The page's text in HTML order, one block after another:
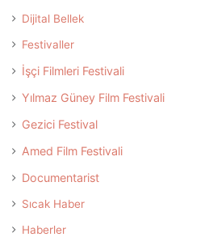
Dijital Bellek
Festivaller
İşçi Filmleri Festivali
Yılmaz Güney Film Festivali
Gezici Festival
Amed Film Festivali
Documentarist
Sıcak Haber
Haberler